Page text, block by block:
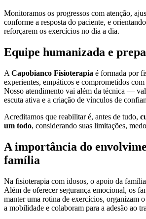
Monitoramos os progressos com atenção,
conforme a resposta do paciente, e
reforçarem os exercícios no dia a dia.
Equipe humanizada e
A Capobianco Fisioterapia é formada por
experientes, empáticos e comprometidos
Nosso atendimento vai além da técnica —
escuta ativa e a criação de vínculos de
Acreditamos que reabilitar é, antes de tudo,
um todo, considerando suas limitações,
A importância do
família
Na fisioterapia com idosos, o apoio da
Além de oferecer segurança emocional, os
manter uma rotina de exercícios, organizam
a mobilidade e colaboram para a adesão ao